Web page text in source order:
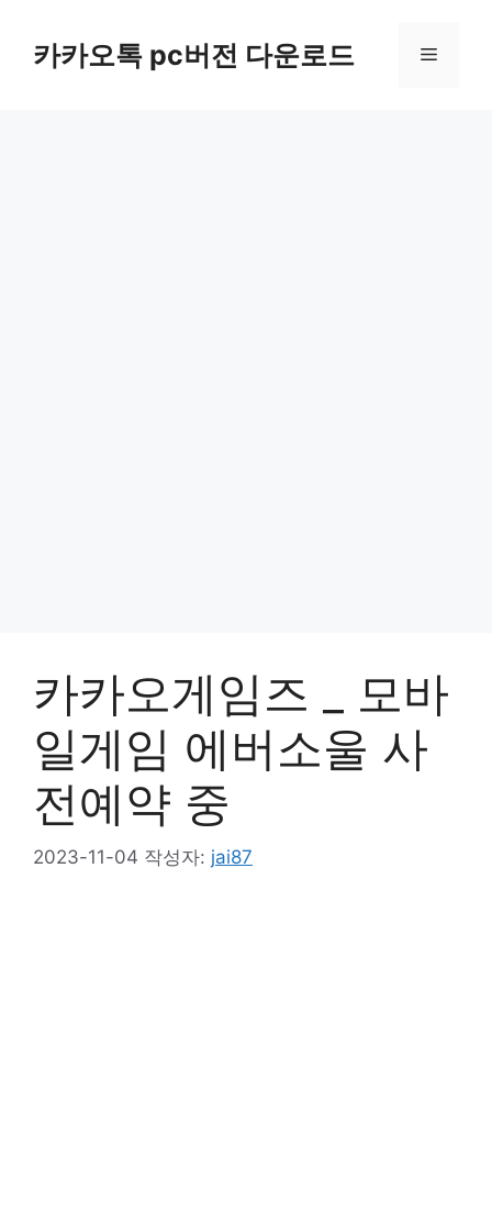
카카오톡 pc버전 다운로드 메
카카오게임즈 _ 모바
일게임 에버소울 사
전예약 중
2023-11-04 작성자: jai87